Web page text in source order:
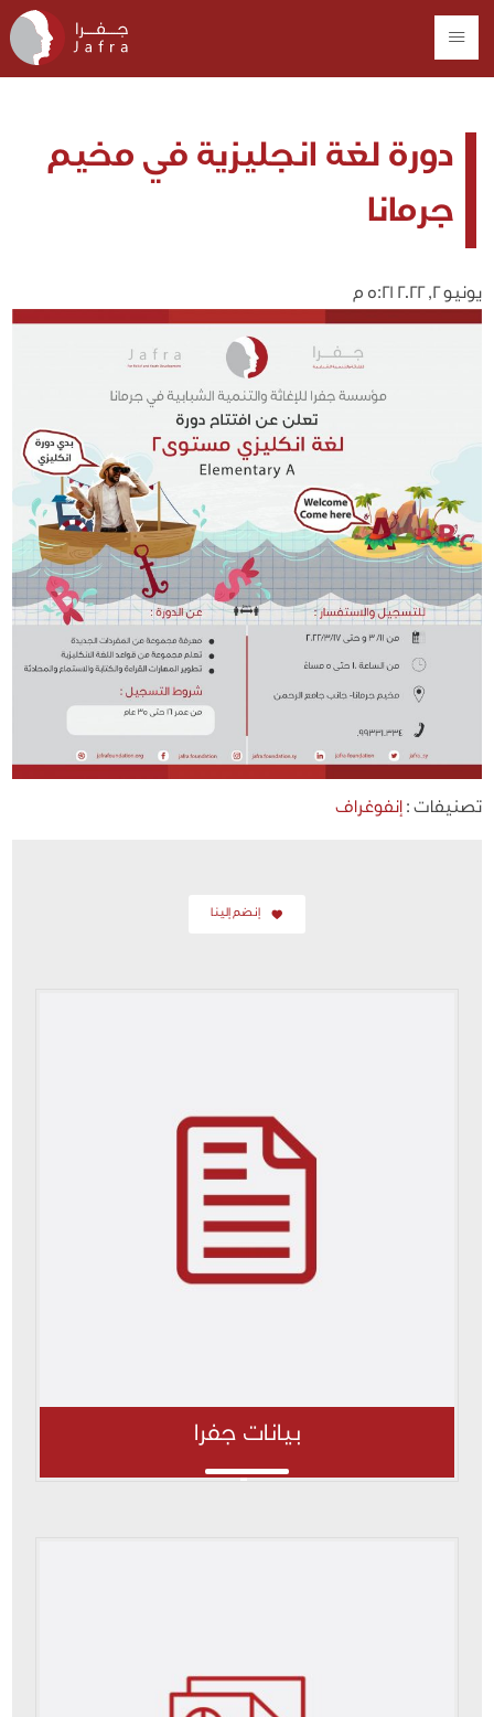
دورة لغة انجليزية في مخيم
جرمانا
يونيو 2, 2022 5:21 م
تصنيفات :إنفوغراف
إنضم إلينا
بيانات جفرا